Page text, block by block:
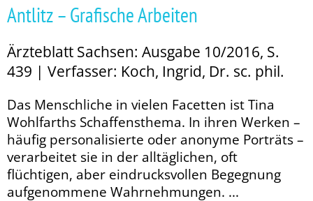
Antlitz – Grafische Arbeiten
Ärzteblatt Sachsen: Ausgabe 10/2016, S.
439 | Verfasser: Koch, Ingrid, Dr. sc. phil.
Das Menschliche in vielen Facetten ist Tina
Wohlfarths Schaffensthema. In ihren Werken –
häufig personalisierte oder anonyme Porträts –
ver­arbeitet sie in der alltäglichen, oft
flüchtigen, aber eindrucksvollen Be­­gegnung
aufgenommene Wahrnehmungen. ...